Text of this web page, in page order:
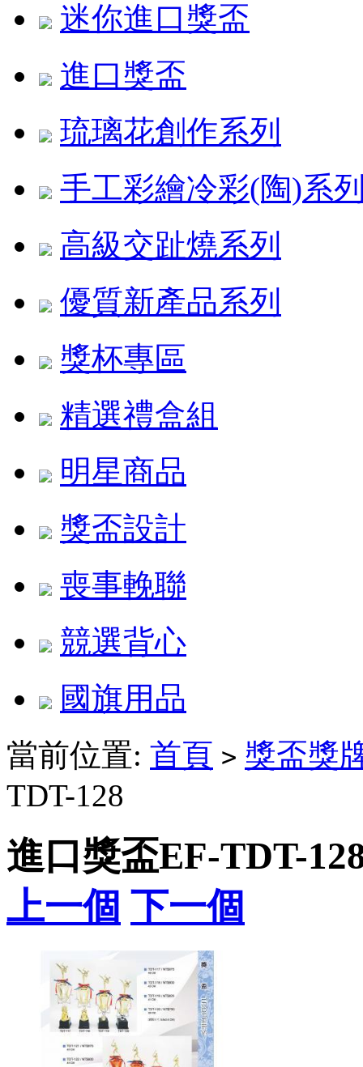
迷你進口獎盃
進口獎盃
琉璃花創作系列
手工彩繪冷彩(陶)系
高級交趾燒系列
優質新產品系列
獎杯專區
精選禮盒組
明星商品
獎盃設計
喪事輓聯
競選背心
國旗用品
當前位置: 首頁 > 獎盃獎
TDT-128
進口獎盃EF-TDT-
上一個 下一個